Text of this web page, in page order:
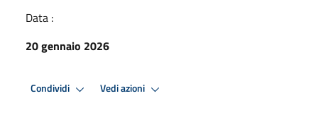
Data :
20 gennaio 2026
Condividi Vedi azioni